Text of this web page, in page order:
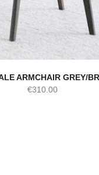
ARMCHAIR GREY/
€310.00